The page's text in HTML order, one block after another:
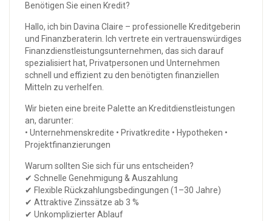
Benötigen Sie einen Kredit?
Hallo, ich bin Davina Claire – professionelle Kreditgeberin
und Finanzberaterin. Ich vertrete ein vertrauenswürdiges
Finanzdienstleistungsunternehmen, das sich darauf
spezialisiert hat, Privatpersonen und Unternehmen
schnell und effizient zu den benötigten finanziellen
Mitteln zu verhelfen.
Wir bieten eine breite Palette an Kreditdienstleistungen
an, darunter:
• Unternehmenskredite • Privatkredite • Hypotheken •
Projektfinanzierungen
Warum sollten Sie sich für uns entscheiden?
✔ Schnelle Genehmigung & Auszahlung
✔ ​​Flexible Rückzahlungsbedingungen (1–30 Jahre)
✔ Attraktive Zinssätze ab 3 %
✔ Unkomplizierter Ablauf